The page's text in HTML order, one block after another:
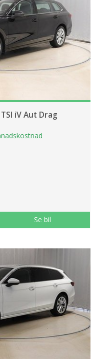
iV Aut Drag
Se bil